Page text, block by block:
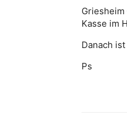
Griesheim
Kasse im
Danach
Ps